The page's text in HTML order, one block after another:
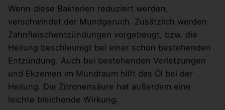
Wenn diese Bakterien reduziert werden,
verschwindet der Mundgeruch. Zusätzlich werden
Zahnfleischentzündungen vorgebeugt, bzw. die
Heilung beschleunigt bei einer schon bestehenden
Entzündung. Auch bei bestehenden Verletzungen
und Ekzemen im Mundraum hilft das Öl bei der
Heilung. Die Zitronensäure hat außerdem eine
leichte bleichende Wirkung.